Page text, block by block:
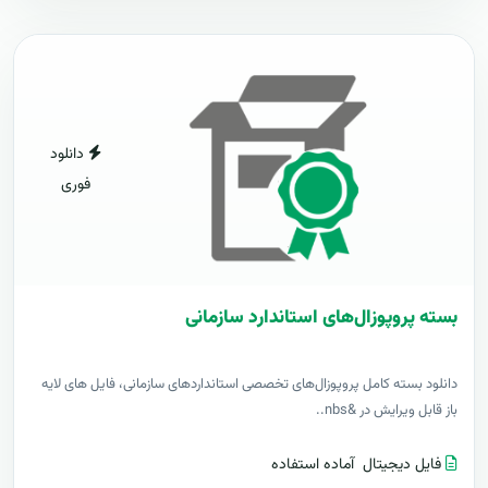
دانلود
فوری
بسته پروپوزال‌های استاندارد سازمانی
دانلود بسته کامل پروپوزال‌های تخصصی استانداردهای سازمانی، فایل های لایه
باز قابل ویرایش در &nbs..
فایل دیجیتال آماده استفاده